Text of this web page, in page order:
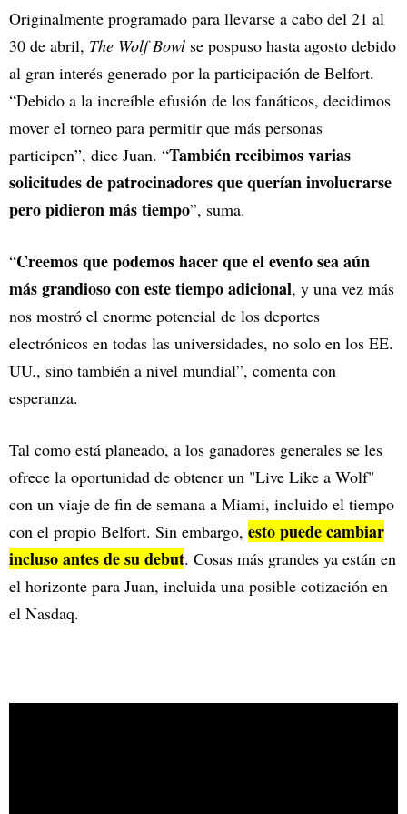
Originalmente programado para llevarse a cabo del 21 al
30 de abril, The Wolf Bowl se pospuso hasta agosto debido
al gran interés generado por la participación de Belfort.
“Debido a la increíble efusión de los fanáticos, decidimos
mover el torneo para permitir que más personas
participen”, dice Juan. “También recibimos varias
solicitudes de patrocinadores que querían involucrarse
pero pidieron más tiempo”, suma.
“Creemos que podemos hacer que el evento sea aún
más grandioso con este tiempo adicional, y una vez más
nos mostró el enorme potencial de los deportes
electrónicos en todas las universidades, no solo en los EE.
UU., sino también a nivel mundial”, comenta con
esperanza.
Tal como está planeado, a los ganadores generales se les
ofrece la oportunidad de obtener un "Live Like a Wolf"
con un viaje de fin de semana a Miami, incluido el tiempo
con el propio Belfort. Sin embargo, esto puede cambiar
incluso antes de su debut. Cosas más grandes ya están en
el horizonte para Juan, incluida una posible cotización en
el Nasdaq.